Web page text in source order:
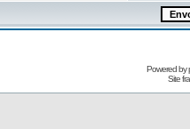
Powered by
Site